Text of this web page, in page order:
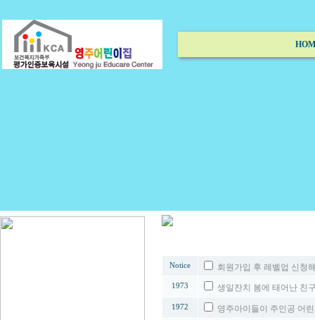
Notice 회원가입 후 레벨업 신청
1973 생일잔치 봄에 태어난 친
1972 영주아이들이 주인공 어